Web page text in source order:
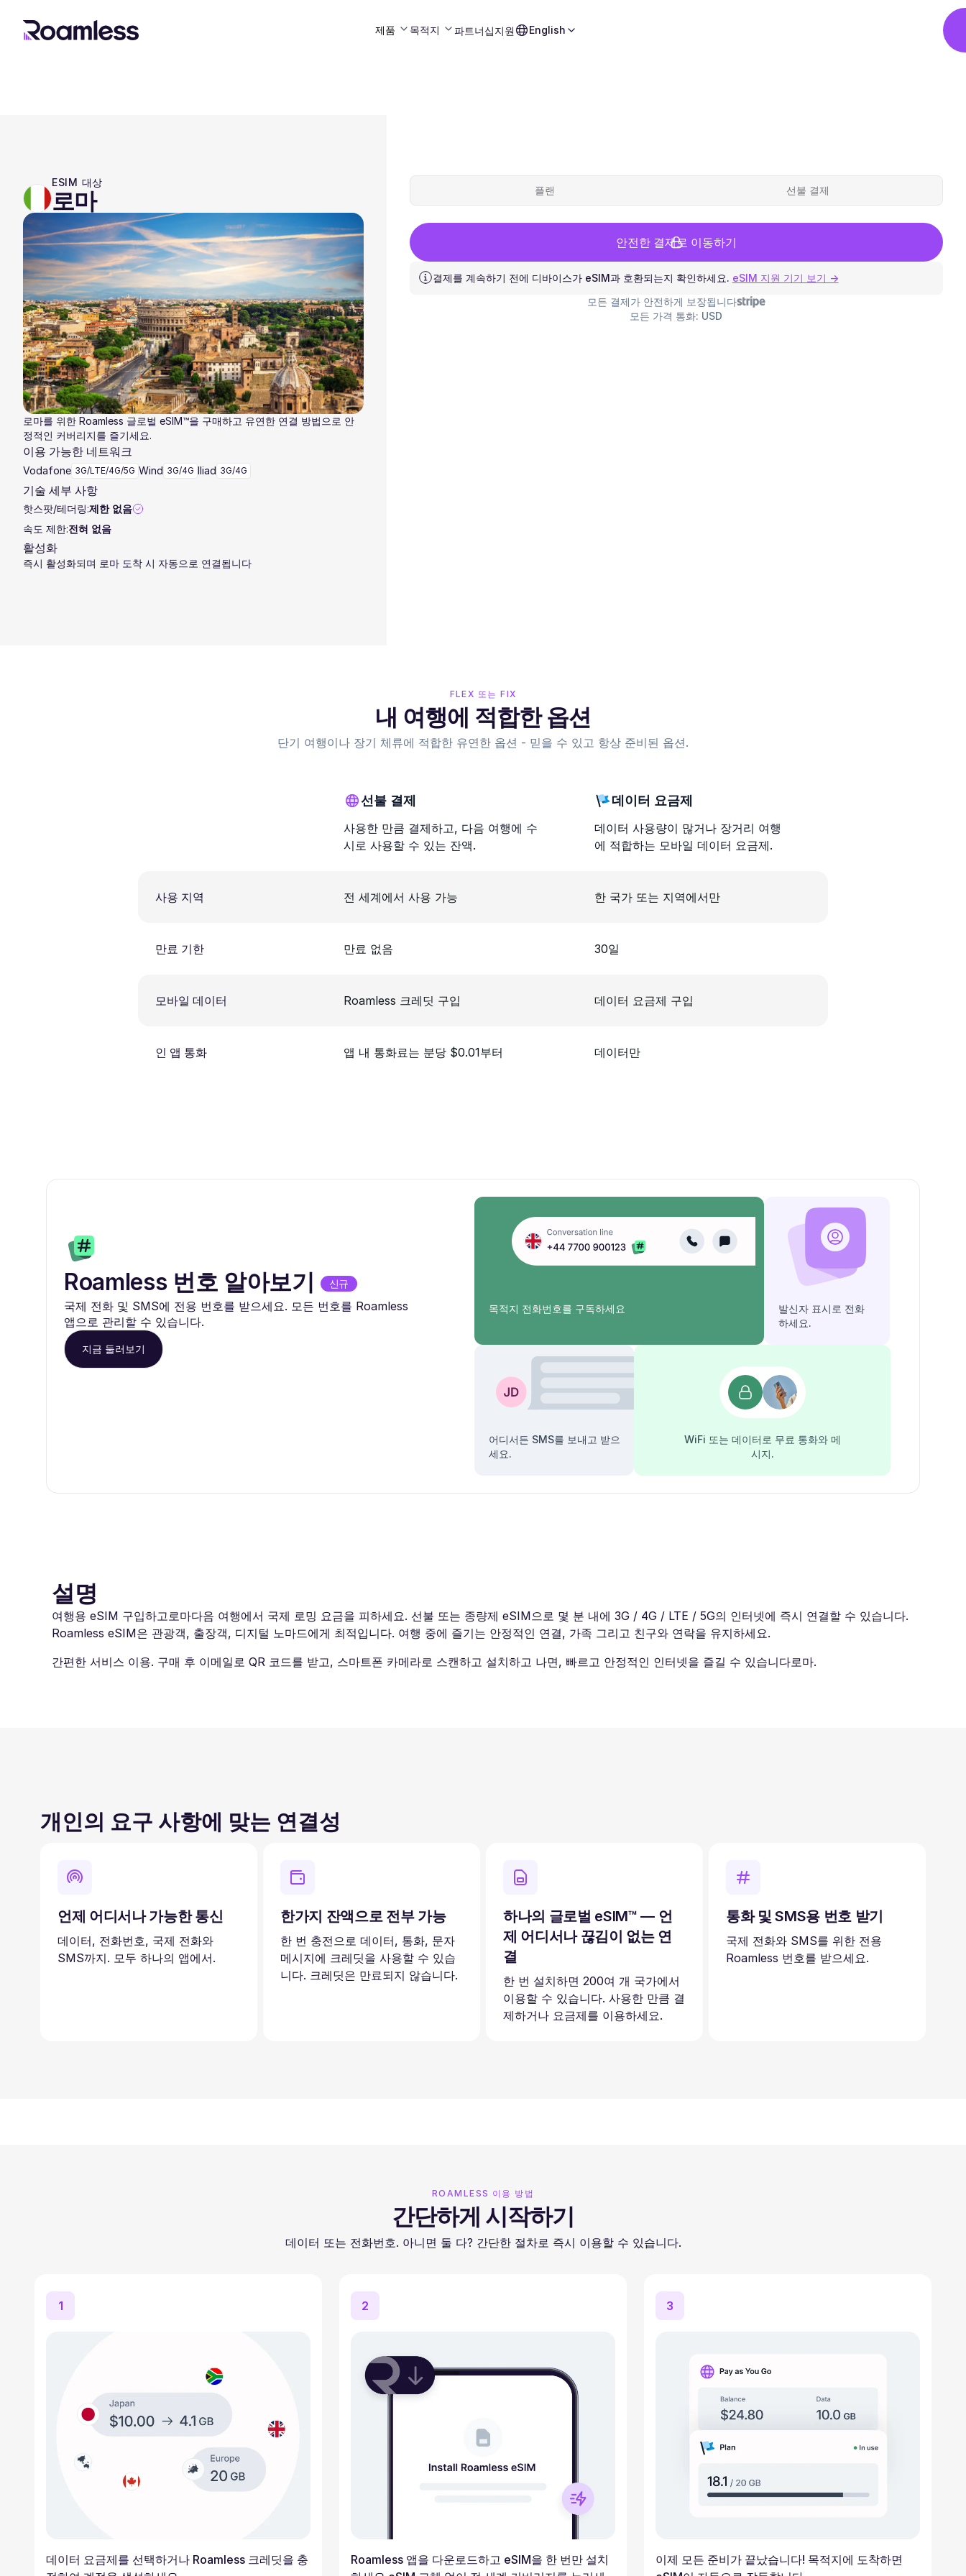
제품 목적지 파트너십지원 English
ESIM 대상
로마
로마를 위한 Roamless 글로벌 eSIM™을 구매하고 유연한 연결 방법으로 안
정적인 커버리지를 즐기세요.
이용 가능한 네트워크
Vodafone 3G/LTE/4G/5G Wind 3G/4G Iliad 3G/4G
기술 세부 사항
핫스팟/테더링:제한 없음
속도 제한:전혀 없음
활성화
즉시 활성화되며 로마 도착 시 자동으로 연결됩니다
플랜 선불 결제
안전한 결제로 이동하기
결제를 계속하기 전에 디바이스가 eSIM과 호환되는지 확인하세요. eSIM 지원 기기 보기 →
모든 결제가 안전하게 보장됩니다
모든 가격 통화: USD
FLEX 또는 FIX
내 여행에 적합한 옵션
단기 여행이나 장기 체류에 적합한 유연한 옵션 - 믿을 수 있고 항상 준비된 옵션.
선불 결제
사용한 만큼 결제하고, 다음 여행에 수
시로 사용할 수 있는 잔액.
데이터 요금제
데이터 사용량이 많거나 장거리 여행
에 적합하는 모바일 데이터 요금제.
사용 지역 전 세계에서 사용 가능 한 국가 또는 지역에서만
만료 기한 만료 없음 30일
모바일 데이터 Roamless 크레딧 구입 데이터 요금제 구입
인 앱 통화 앱 내 통화료는 분당 $0.01부터 데이터만
Roamless 번호 알아보기 신규
국제 전화 및 SMS에 전용 번호를 받으세요. 모든 번호를 Roamless
앱으로 관리할 수 있습니다.
지금 둘러보기
목적지 전화번호를 구독하세요
발신자 표시로 전화
하세요.
어디서든 SMS를 보내고 받으
세요.
WiFi 또는 데이터로 무료 통화와 메
시지.
설명
여행용 eSIM 구입하고로마다음 여행에서 국제 로밍 요금을 피하세요. 선불 또는 종량제 eSIM으로 몇 분 내에 3G / 4G / LTE / 5G의 인터넷에 즉시 연결할 수 있습니다.
Roamless eSIM은 관광객, 출장객, 디지털 노마드에게 최적입니다. 여행 중에 즐기는 안정적인 연결, 가족 그리고 친구와 연락을 유지하세요.
간편한 서비스 이용. 구매 후 이메일로 QR 코드를 받고, 스마트폰 카메라로 스캔하고 설치하고 나면, 빠르고 안정적인 인터넷을 즐길 수 있습니다로마.
개인의 요구 사항에 맞는 연결성
언제 어디서나 가능한 통신
데이터, 전화번호, 국제 전화와
SMS까지. 모두 하나의 앱에서.
한가지 잔액으로 전부 가능
한 번 충전으로 데이터, 통화, 문자
메시지에 크레딧을 사용할 수 있습
니다. 크레딧은 만료되지 않습니다.
하나의 글로벌 eSIM™ — 언
제 어디서나 끊김이 없는 연
결
한 번 설치하면 200여 개 국가에서
이용할 수 있습니다. 사용한 만큼 결
제하거나 요금제를 이용하세요.
통화 및 SMS용 번호 받기
국제 전화와 SMS를 위한 전용
Roamless 번호를 받으세요.
ROAMLESS 이용 방법
간단하게 시작하기
데이터 또는 전화번호. 아니면 둘 다? 간단한 절차로 즉시 이용할 수 있습니다.
1
데이터 요금제를 선택하거나 Roamless 크레딧을 충
2
Roamless 앱을 다운로드하고 eSIM을 한 번만 설치
3
이제 모든 준비가 끝났습니다! 목적지에 도착하면